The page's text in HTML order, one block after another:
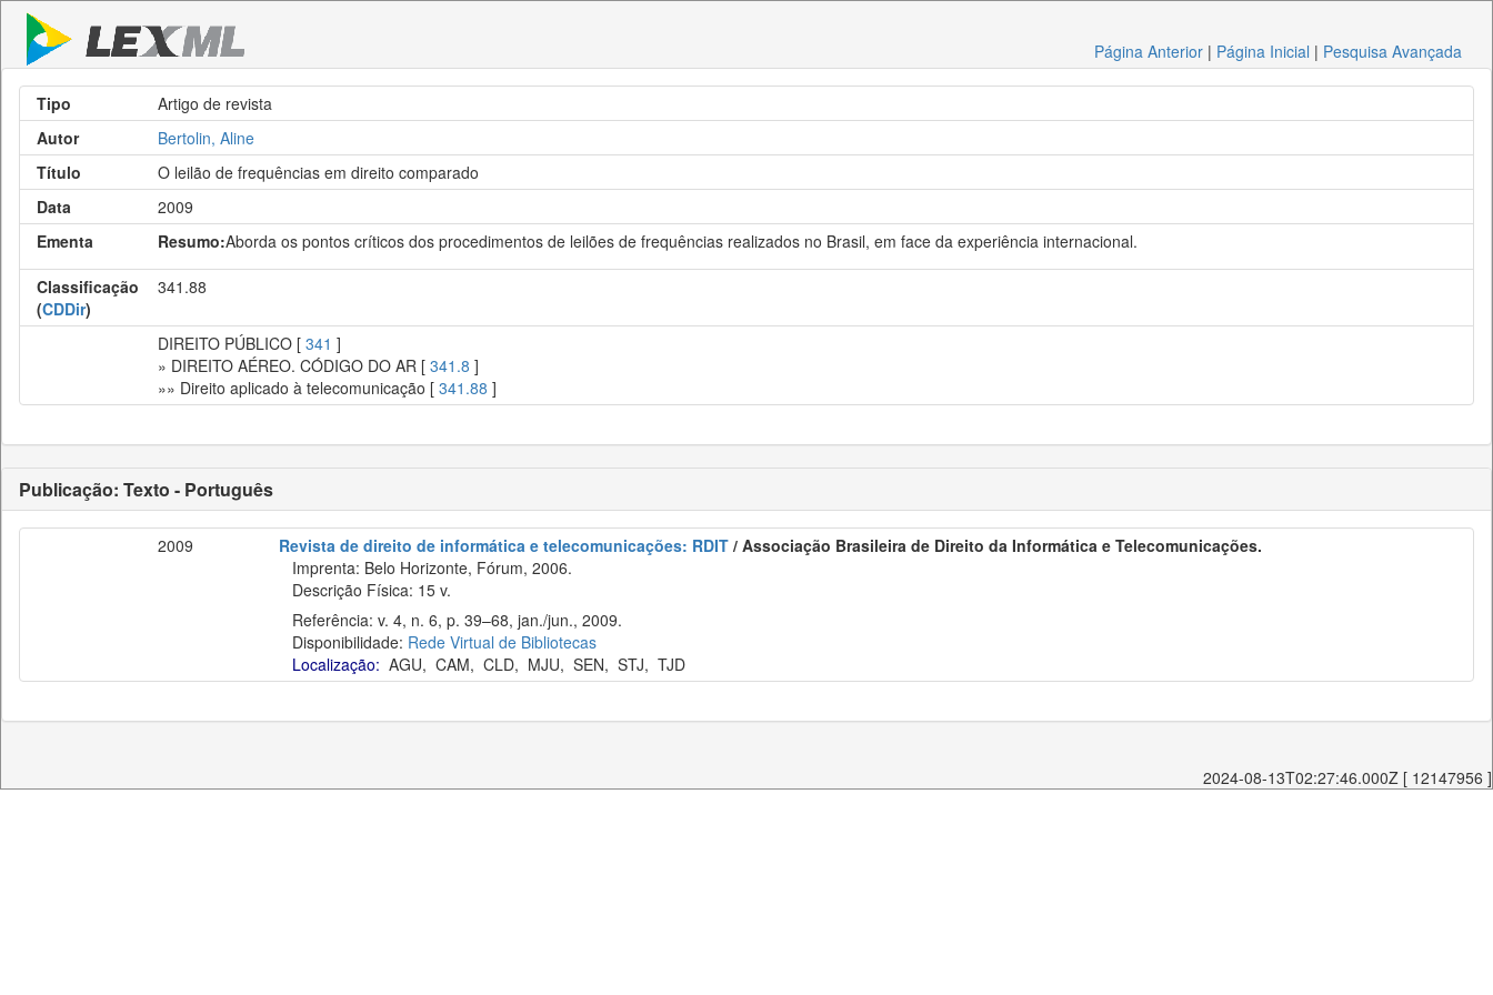
Página Anterior | Página Inicial | Pesquisa Avançada
Tipo
Artigo de revista
Autor
Bertolin, Aline
Título
O leilão de frequências em direito comparado
Data
2009
Ementa
Resumo:Aborda os pontos críticos dos procedimentos de leilões de frequências realizados no Brasil, em face da experiência internacional.
Classificação
(CDDir)
341.88
DIREITO PÚBLICO [ 341 ]
» DIREITO AÉREO. CÓDIGO DO AR [ 341.8 ]
»» Direito aplicado à telecomunicação [ 341.88 ]
Publicação: Texto - Português
2009 Revista de direito de informática e telecomunicações: RDIT / Associação Brasileira de Direito da Informática e Telecomunicações.
Imprenta: Belo Horizonte, Fórum, 2006.
Descrição Física: 15 v.
Referência: v. 4, n. 6, p. 39–68, jan./jun., 2009.
Disponibilidade: Rede Virtual de Bibliotecas
Localização: AGU, CAM, CLD, MJU, SEN, STJ, TJD
2024-08-13T02:27:46.000Z [ 12147956 ]